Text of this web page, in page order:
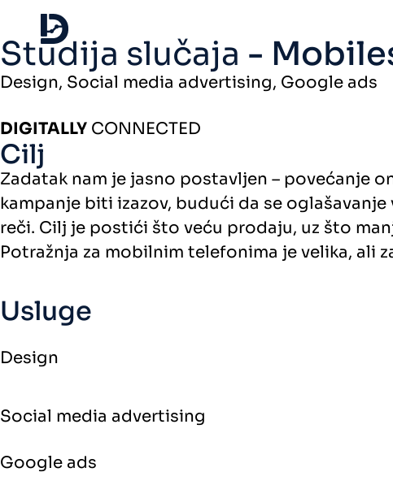
Studija slučaja -
Design, Social media advertising, Google ads
DIGITALLY CONNECTED
Cilj
Zadatak nam je jasno postavljen – povećanje
kampanje biti izazov, budući da se
reči. Cilj je postići što veću prodaju, uz što
Potražnja za mobilnim telefonima je velika, ali
Usluge
Design
Social media advertising
Google ads